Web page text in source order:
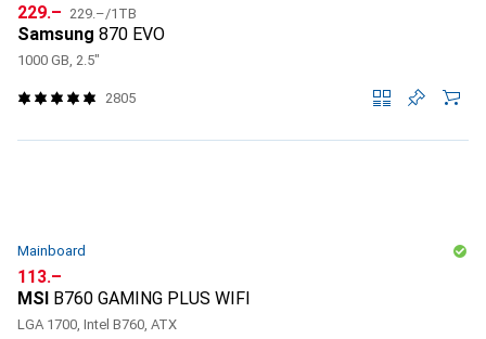
CHF
229.– CHF
229.–/1TB
Samsung 870 EVO
1000 GB, 2.5"
2805
Mainboard
CHF
113.–
MSI
B760 GAMING PLUS WIFI
LGA 1700, Intel B760, ATX